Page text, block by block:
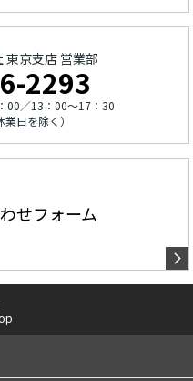
東京支店 営業部
2293
／13：00～17：30
業日を除く）
せフォーム